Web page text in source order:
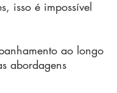
isso é impossível
ao longo
abordagens